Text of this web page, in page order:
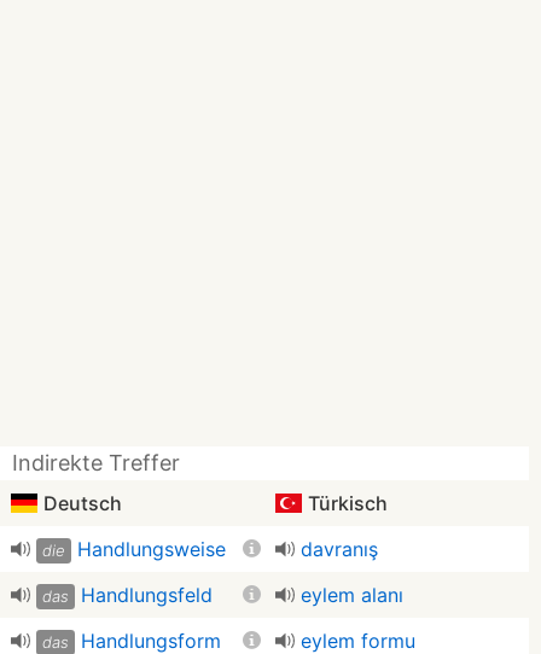
Indirekte Treffer
Deutsch Türkisch
die Handlungsweise davranış
das Handlungsfeld eylem alanı
das Handlungsform eylem formu